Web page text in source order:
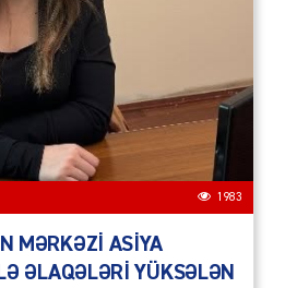
1983
MƏRKƏZİ ASİYA
ƏLAQƏLƏRİ YÜKSƏLƏN